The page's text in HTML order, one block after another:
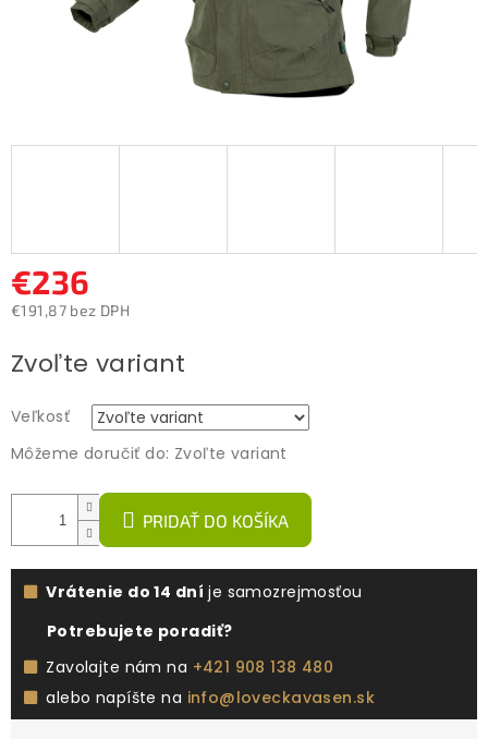
€236
€191,87 bez DPH
cena:
Zvoľte variant
Veľkosť
Môžeme doručiť do: Zvoľte variant
PRIDAŤ DO KOŠÍKA
Vrátenie do 14 dní je samozrejmosťou
Potrebujete poradiť?
Zavolajte nám na +421 908 138 480
alebo napíšte na info@loveckavasen.sk